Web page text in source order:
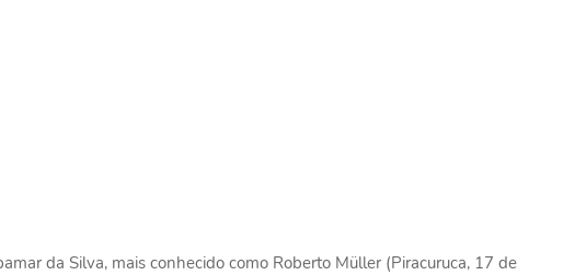
da Silva, mais conhecido como Roberto Müller (Piracuruca, 17 de